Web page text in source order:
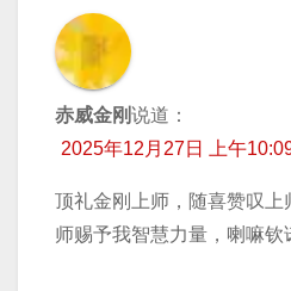
赤威金刚说道：
2025年12月27日 上午
顶礼金刚上师，随喜赞叹上
师赐予我智慧力量，喇嘛钦